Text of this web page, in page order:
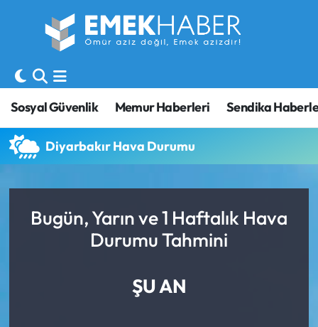
Sosyal Güvenlik Memur Haberleri Sendika
Diyarbakır Hava Durumu
Bugün, Yarın ve 1 Haftalık Hava
Durumu Tahmini
ŞU AN
Sosyal Güvenlik
Sendika
SORU-CEVAP
Gündem
Hava Durumu
Trafik Durumu
Süper Lig Puan Durumu ve Fikstür
Tüm Manşetler
Haber Arşivi